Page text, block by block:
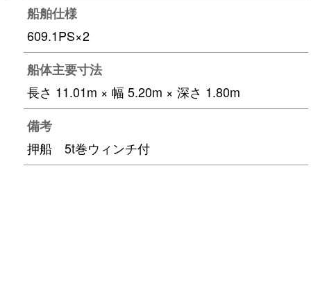
船舶仕様
609.1PS×2
船体主要寸法
長さ 11.01m × 幅 5.20m × 深さ 1.80m
備考
押船 5t巻ウィンチ付